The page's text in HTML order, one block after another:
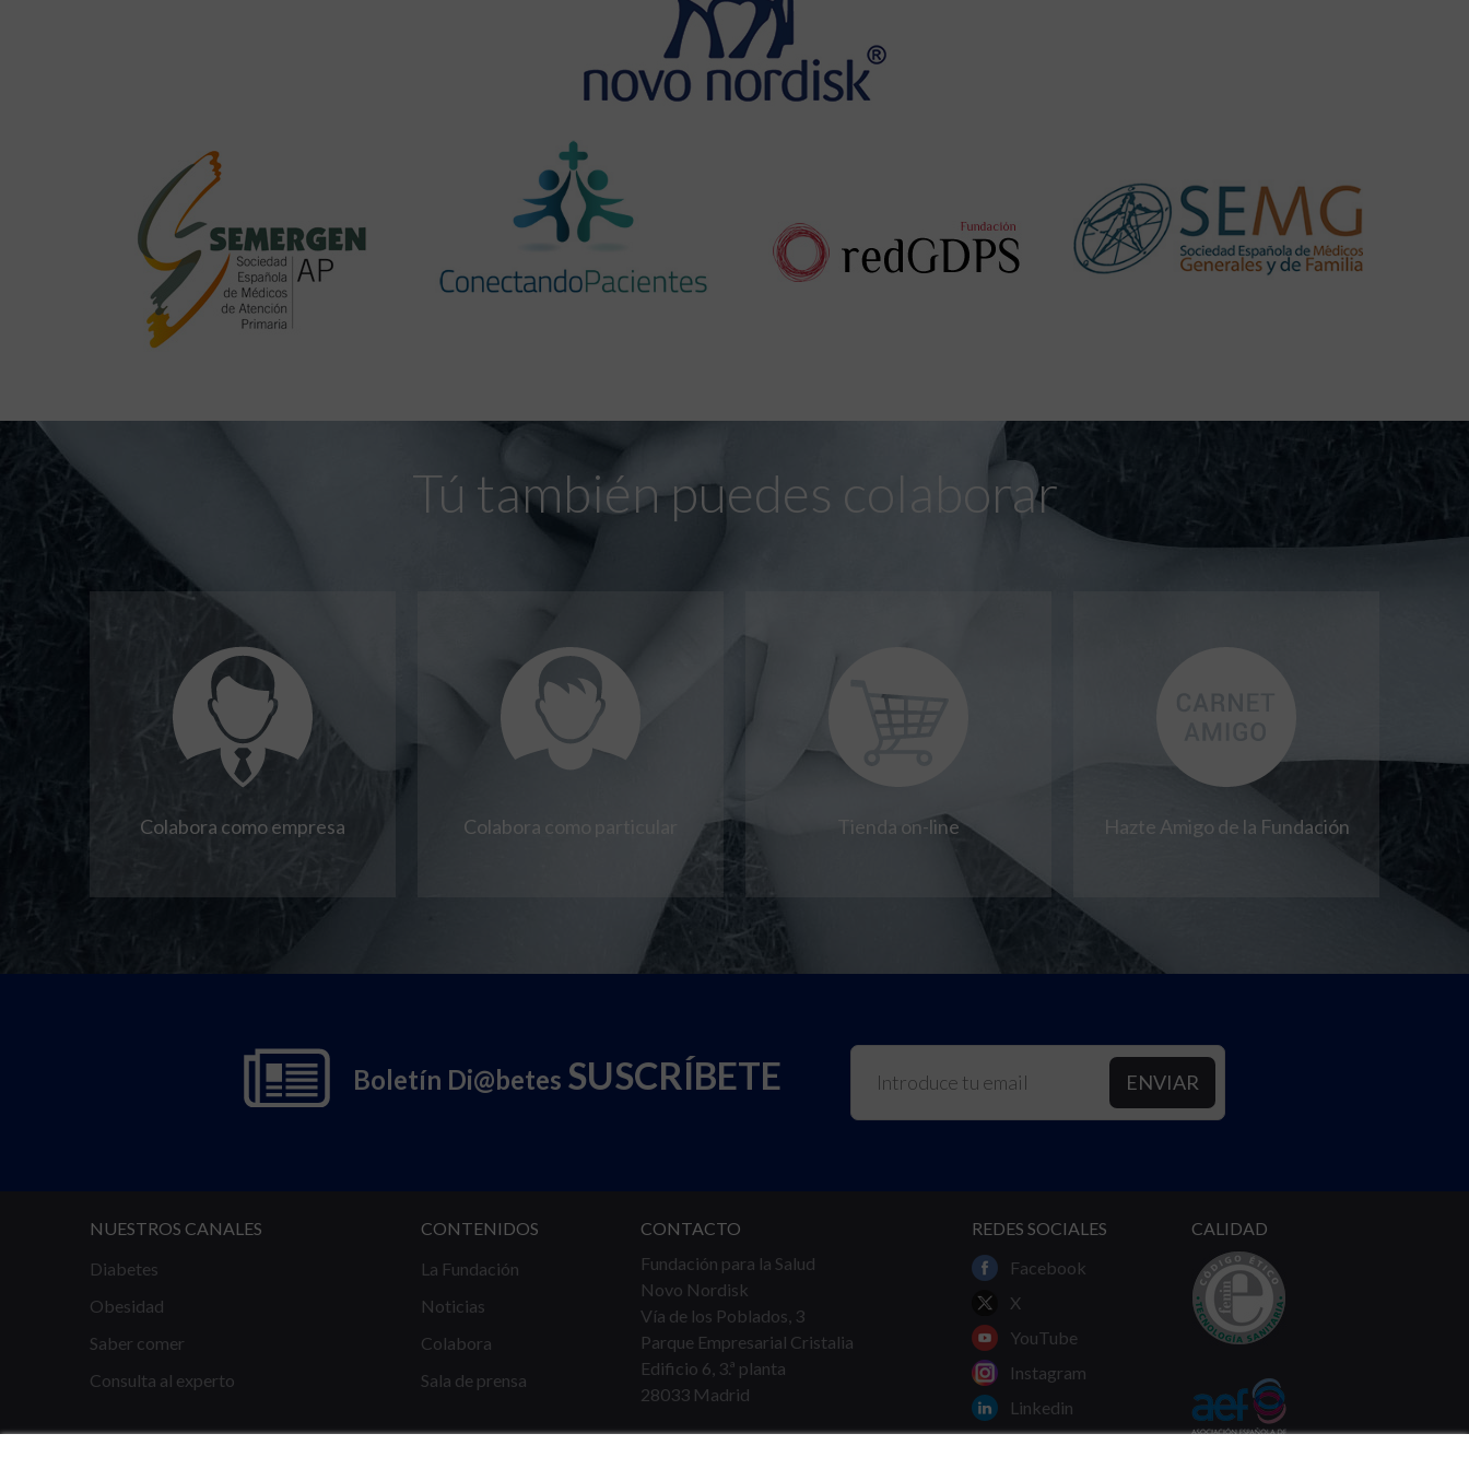
Tú también puedes colaborar
Colabora como empresa Colabora como particular Tienda on-line Hazte Amigo de la Fundación
Boletín Di@betes SUSCRÍBETE
NUESTROS CANALES
Diabetes
Obesidad
Saber comer
Consulta al experto
CONTENIDOS
La Fundación
Noticias
Colabora
Sala de prensa
CONTACTO
Fundación para la Salud
Novo Nordisk
Vía de los Poblados, 3
Parque Empresarial Cristalia
Edificio 6, 3.ª planta
28033 Madrid
REDES SOCIALES
Facebook
X
YouTube
Instagram
Linkedin
CALIDAD